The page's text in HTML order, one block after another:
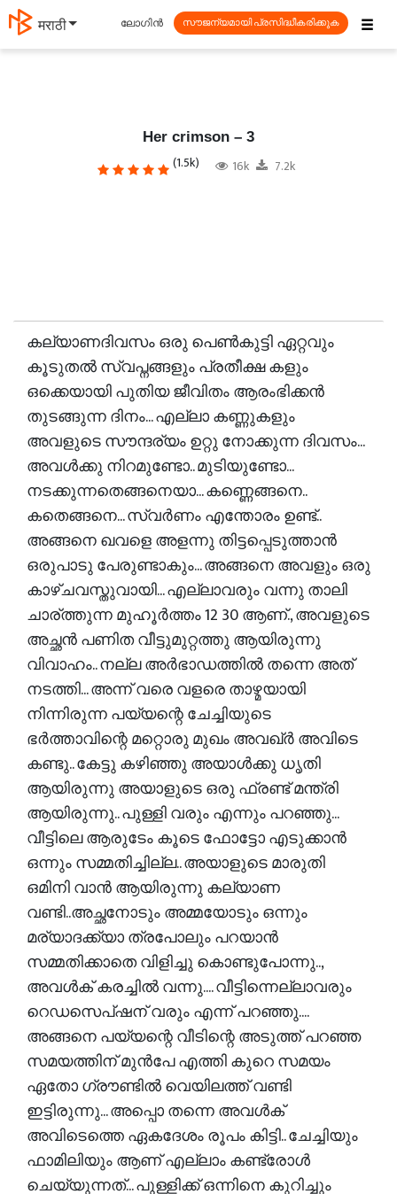
தமிழ் ☰
ലോഗിൻ സൗജന്യമായി പ്രസിദ്ധീകരിക്കുക
Her crimson – 3
(1.5k) 16k 7.2k
കല്യാണദിവസം ഒരു പെൺകുട്ടി ഏറ്റവും
കൂടുതൽ സ്വപ്നങ്ങളും പ്രതീക്ഷ കളും
ഒക്കെയായി പുതിയ ജീവിതം ആരംഭിക്കൻ
തുടങ്ങുന്ന ദിനം... എല്ലാ കണ്ണുകളും
അവളുടെ സൗന്ദര്യം ഉറ്റു നോക്കുന്ന ദിവസം...
അവൾക്കു നിറമുണ്ടോ.. മുടിയുണ്ടോ...
നടക്കുന്നതെങ്ങനെയാ... കണ്ണെങ്ങനെ..
കതെങ്ങനെ... സ്വർണം എന്തോരം ഉണ്ട്..
അങ്ങനെ ഖവളെ അളന്നു തിട്ടപ്പെടുത്താൻ
ഒരുപാടു പേരുണ്ടാകും... അങ്ങനെ അവളും ഒരു
കാഴ്ചവസ്തുവായി... എല്ലാവരും വന്നു താലി
ചാര്ത്തുന്ന മുഹൂർത്തം 12 30 ആണ്., അവളുടെ
അച്ഛൻ പണിത വീട്ടുമുറ്റത്തു ആയിരുന്നു
വിവാഹം.. നല്ല അർഭാഡത്തിൽ തന്നെ അത്
നടത്തി... അന്ന് വരെ വളരെ താഴ്മയായി
നിന്നിരുന്ന പയ്യന്റെ ചേച്ചിയുടെ
ഭർത്താവിന്റെ മറ്റൊരു മുഖം അവഖ്‌ർ അവിടെ
കണ്ടു.. കേട്ടു കഴിഞ്ഞു അയാൾക്കു ധൃതി
ആയിരുന്നു അയാളുടെ ഒരു ഫ്രണ്ട് മന്ത്രി
ആയിരുന്നു.. പുള്ളി വരും എന്നും പറഞ്ഞു...
വീട്ടിലെ ആരുടേം കൂടെ ഫോട്ടോ എടുക്കാൻ
ഒന്നും സമ്മതിച്ചില്ല.. അയാളുടെ മാരുതി
ഒമിനി വാൻ ആയിരുന്നു കല്യാണ
വണ്ടി..അച്ഛനോടും അമ്മയോടും ഒന്നും
മര്യാദക്ക്യാ ത്രപോലും പറയാൻ
സമ്മതിക്കാതെ വിളിച്ചു കൊണ്ടുപോന്നു..,
അവൾക് കരച്ചിൽ വന്നു.... വീട്ടിന്നെല്ലാവരും
റെഡസെപ്ഷന് വരും എന്ന് പറഞ്ഞു....
അങ്ങനെ പയ്യന്റെ വീടിന്റെ അടുത്ത് പറഞ്ഞ
സമയത്തിന് മുൻപേ എത്തി കുറെ സമയം
ഏതോ ഗ്രൗണ്ടിൽ വെയിലത്ത്‌ വണ്ടി
ഇട്ടിരുന്നു... അപ്പൊ തന്നെ അവൾക്
അവിടെത്തെ ഏകദേശം രൂപം കിട്ടി.. ചേച്ചിയും
ഫാമിലിയും ആണ് എല്ലാം കണ്ട്രോൾ
ചെയ്യുന്നത്... പുള്ളിക്ക് ഒന്നിനെ കുറിച്ചും